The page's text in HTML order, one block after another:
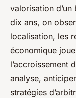
valorisation
dix ans, on
localisation, les
économique
l’accroissement
analyse,
stratégies